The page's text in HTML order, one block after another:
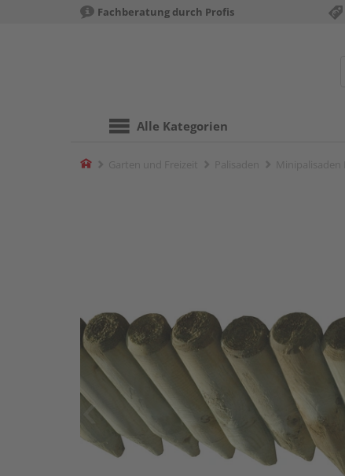
Fachberatung durch Profis
Alle Kategorien
Home